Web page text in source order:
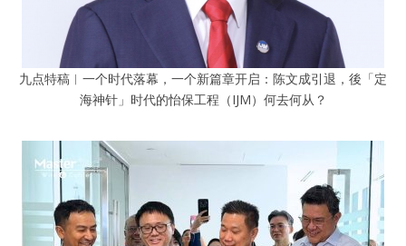
九点特稿︱一个时代落幕，一个新篇章开启：陈文成引退，後「定
海神针」时代的怡保工程（IJM）何去何从？